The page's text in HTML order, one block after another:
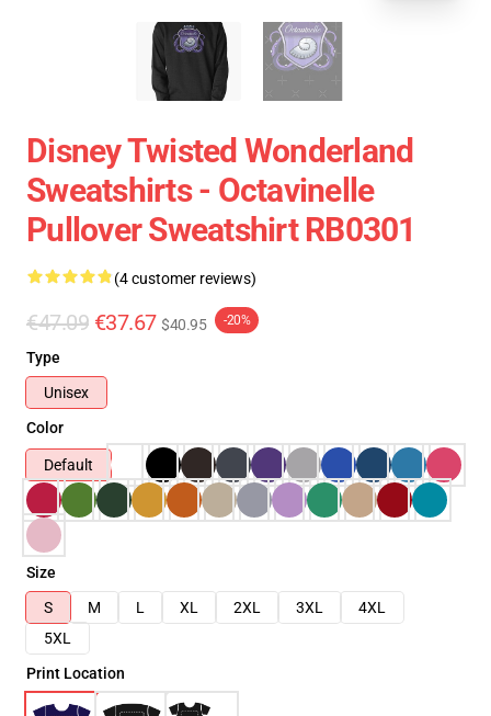
Disney Twisted Wonderland
Sweatshirts - Octavinelle
Pullover Sweatshirt RB0301
(4 customer reviews)
€47.09 €37.67 $40.95 -20%
Type
Unisex
Color
Default
Size
S
M L XL 2XL 3XL
4XL
5XL
Print Location